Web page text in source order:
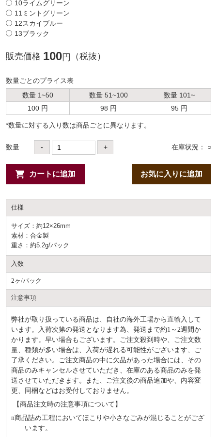
10ライムグリーン
11ミントグリーン
12スカイブルー
13ブラック
販売価格 100円 （税抜）
数量ごとのプライス表
数量 1~50
数量 51~100
数量 101~
100 円
98 円 95 円
*数量に対する⼊り数は商品ごとに異なります。
数量 - + 在庫状況： ○
カートに追加 お気に入りに追加
仕様
サイズ：約12×26mm
素材：合金製
重さ：約5.2g/パック
入数
2ヶ/パック
注意事項
弊社が取り扱っている商品は、自社の海外工場から直輸入して
います。入荷次第の発送となります為、発送まで約1～2週間か
かります。早い場合もございます。ご注文殺到時や、ご注文数
量、種類が多い場合は、入荷が遅れる可能性がございます、ご
了承ください。ご注文商品の中に欠品があった場合には、その
商品のみキャンセルさせていただき、在庫のある商品のみを発
送させていただきます。また、ご注文後の商品追加や、内容変
更、同梱などはお受付しておりません。
【商品注文時の注意事項について】
n商品詰め⼯程においてほこりや⼩さなごみが混じることがござ
います。